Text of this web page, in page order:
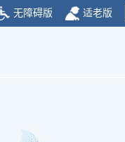
无障碍版 适老版